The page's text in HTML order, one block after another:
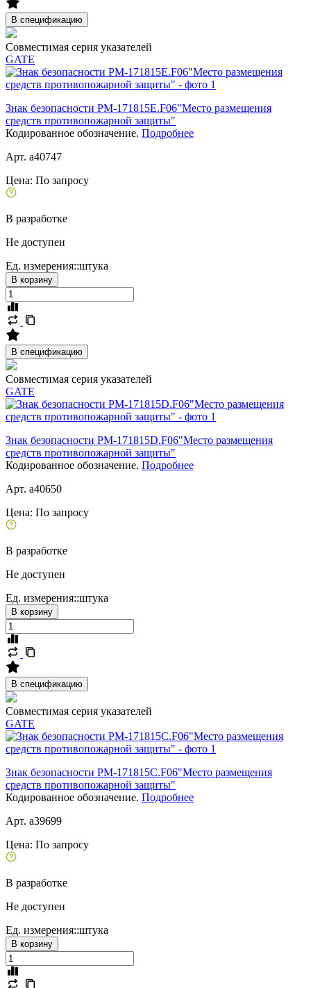
В спецификацию
Совместимая серия указателей
GATE
Знак безопасности PM-171815E.F06"Место размещения
средств противопожарной защиты"
Кодированное обозначение. Подробнее
Арт. a40747
Цена: По запросу
В разработке
Не доступен
Ед. измерения::штука
В корзину
В спецификацию
Совместимая серия указателей
GATE
Знак безопасности PM-171815D.F06"Место размещения
средств противопожарной защиты"
Кодированное обозначение. Подробнее
Арт. a40650
Цена: По запросу
В разработке
Не доступен
Ед. измерения::штука
В корзину
В спецификацию
Совместимая серия указателей
GATE
Знак безопасности PM-171815C.F06"Место размещения
средств противопожарной защиты"
Кодированное обозначение. Подробнее
Арт. a39699
Цена: По запросу
В разработке
Не доступен
Ед. измерения::штука
В корзину